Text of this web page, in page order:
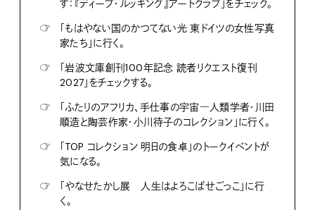
す：『ディープ・ルッキング』アートクラブ」をチェック。
☞
「もはやない国のかつてない光 東ドイツの女性写真
家たち」に行く。
☞
「岩波文庫創刊100年記念 読者リクエスト復刊
2027」をチェックする。
☞
「ふたりのアフリカ、手仕事の宇宙―人類学者・川田
順造と陶芸作家・小川待子のコレクション」に行く。
☞
「TOP コレクション 明日の食卓」のトークイベントが
気になる。
☞
「やなせたかし展 人生はよろこばせごっこ」に行
く。